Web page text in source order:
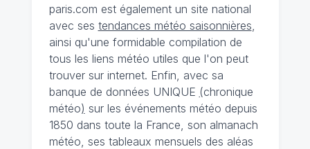
paris.com est également un site national
avec ses tendances météo saisonnières
ainsi qu'une formidable compilation de
tous les liens météo utiles que l'on peut
trouver sur internet. Enfin, avec sa
banque de données UNIQUE (chronique
météo) sur les événements météo depuis
1850 dans toute la France, son almanach
météo, ses tableaux mensuels des aléas